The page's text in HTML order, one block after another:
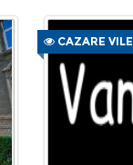
CAZARE VILE